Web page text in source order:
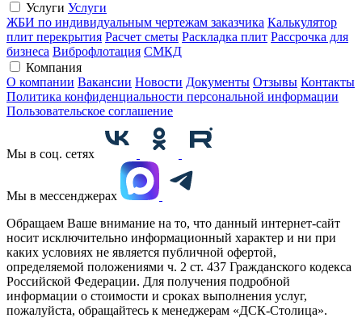
Услуги Услуги
ЖБИ по индивидуальным чертежам заказчика Калькулятор
плит перекрытия Расчет сметы Раскладка плит Рассрочка для
бизнеса Виброфлотация СМКД
Компания
О компании Вакансии Новости Документы Отзывы Контакты
Политика конфиденциальности персональной информации
Пользовательское соглашение
Мы в соц. сетях
Мы в мессенджерах
Обращаем Ваше внимание на то, что данный интернет-сайт
носит исключительно информационный характер и ни при
каких условиях не является публичной офертой,
определяемой положениями ч. 2 ст. 437 Гражданского кодекса
Российской Федерации. Для получения подробной
информации о стоимости и сроках выполнения услуг,
пожалуйста, обращайтесь к менеджерам «ДСК-Столица».